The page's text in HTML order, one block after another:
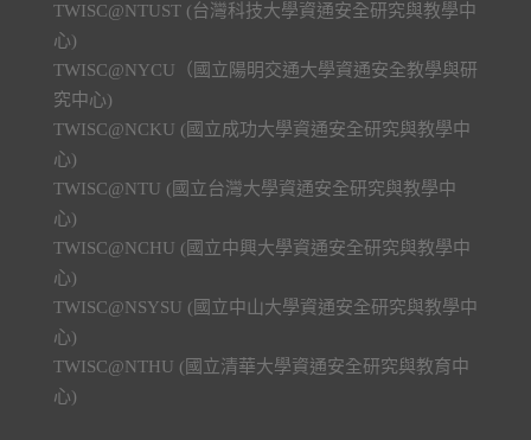
TWISC@NTUST (台灣科技大學資通安全研究與教學中
心)
TWISC@NYCU（國立陽明交通大學資通安全教學與研
究中心)
TWISC@NCKU (國立成功大學資通安全研究與教學中
心)
TWISC@NTU (國立台灣大學資通安全研究與教學中
心)
TWISC@NCHU (國立中興大學資通安全研究與教學中
心)
TWISC@NSYSU (國立中山大學資通安全研究與教學中
心)
TWISC@NTHU (國立清華大學資通安全研究與教育中
心)